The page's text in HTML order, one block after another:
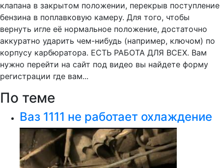
клапана в закрытом положении, перекрыв поступление
бензина в поплавковую камеру. Для того, чтобы
вернуть игле её нормальное положение, достаточно
аккуратно ударить чем-нибудь (например, ключом) по
корпусу карбюратора. ЕСТЬ РАБОТА ДЛЯ ВСЕХ. Вам
нужно перейти на сайт под видео вы найдете форму
регистрации где вам...
По теме
Ваз 1111 не работает охлаждение